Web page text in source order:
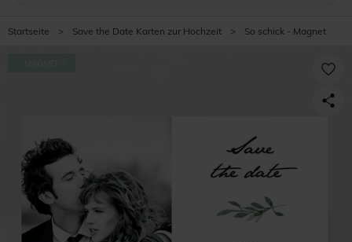
Startseite > Save the Date Karten zur Hochzeit > So schick - Magnet